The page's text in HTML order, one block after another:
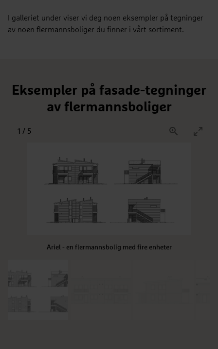
I galleriet under viser vi deg noen eksempler på tegninger
av noen flermannsboliger du finner i vårt sortiment.
Eksempler på fasade-tegninger
av flermannsboliger
1 / 5
Ariel - en flermannsbolig med fire enheter